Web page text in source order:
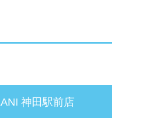
神田駅前店